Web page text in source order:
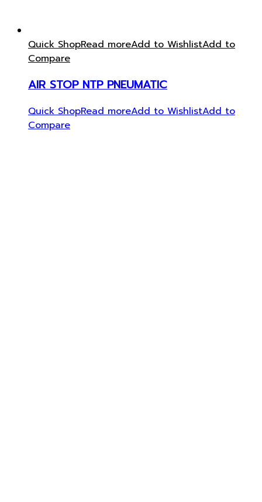
Quick ShopRead moreAdd to WishlistAdd to
Compare
AIR STOP NTP PNEUMATIC
Quick ShopRead moreAdd to WishlistAdd to
Compare